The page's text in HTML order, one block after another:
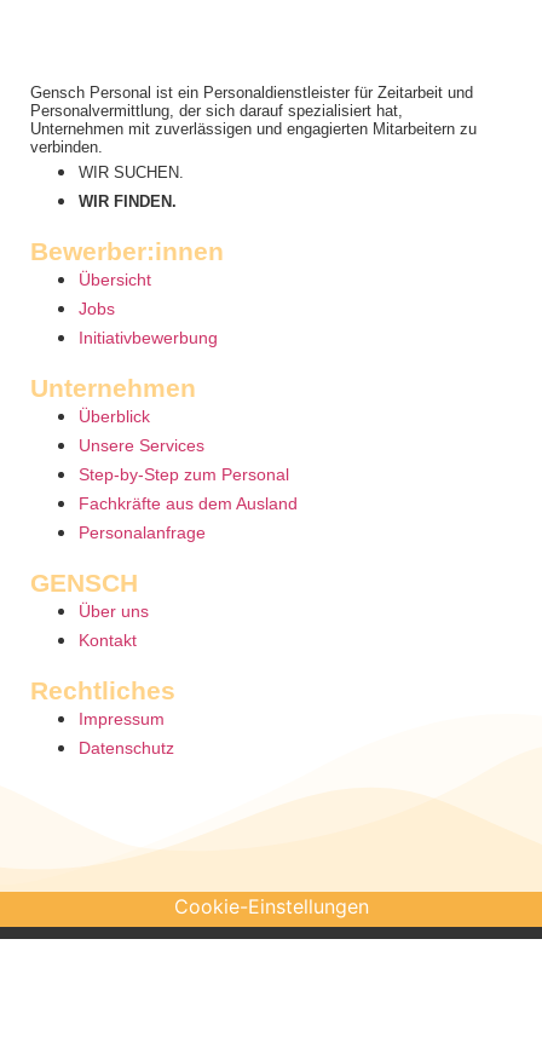
Gensch Personal ist ein Personaldienstleister für Zeitarbeit und
Personalvermittlung, der sich darauf spezialisiert hat,
Unternehmen mit zuverlässigen und engagierten Mitarbeitern zu
verbinden.
WIR SUCHEN.
WIR FINDEN.
Bewerber:innen
Übersicht
Jobs
Initiativbewerbung
Unternehmen
Überblick
Unsere Services
Step-by-Step zum Personal
Fachkräfte aus dem Ausland
Personalanfrage
GENSCH
Über uns
Kontakt
Rechtliches
Impressum
Datenschutz
Cookie-Einstellungen